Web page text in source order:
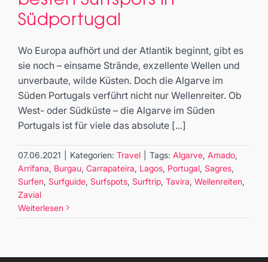
besten Surfspots in Südportugal
Südportugal
Wo Europa aufhört und der Atlantik beginnt, gibt es
sie noch – einsame Strände, exzellente Wellen und
unverbaute, wilde Küsten. Doch die Algarve im
Süden Portugals verführt nicht nur Wellenreiter. Ob
West- oder Südküste – die Algarve im Süden
Portugals ist für viele das absolute [...]
07.06.2021 Kategorien: Travel Tags: Algarve, Amado,
Arrifana, Burgau, Carrapateira, Lagos, Portugal, Sagres,
Surfen, Surfguide, Surfspots, Surftrip, Tavira, Wellenreiten,
Zavial
Weiterlesen